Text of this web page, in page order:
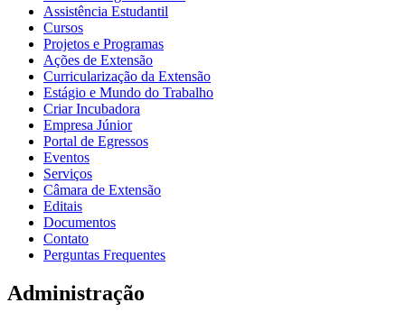
Assistência Estudantil
Cursos
Projetos e Programas
Ações de Extensão
Curricularização da Extensão
Estágio e Mundo do Trabalho
Criar Incubadora
Empresa Júnior
Portal de Egressos
Eventos
Serviços
Câmara de Extensão
Editais
Documentos
Contato
Perguntas Frequentes
Administração